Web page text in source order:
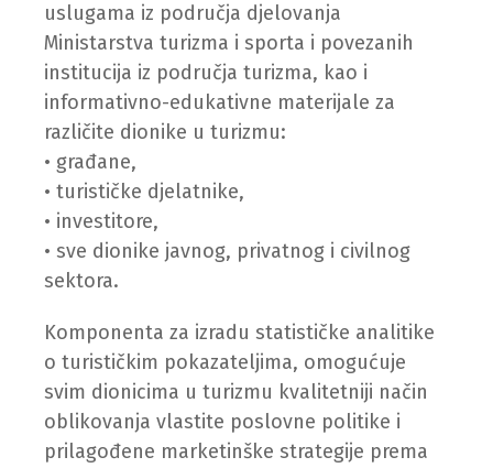
uslugama iz područja djelovanja
Ministarstva turizma i sporta i povezanih
institucija iz područja turizma, kao i
informativno-edukativne materijale za
različite dionike u turizmu:
• građane,
• turističke djelatnike,
• investitore,
• sve dionike javnog, privatnog i civilnog
sektora.
Komponenta za izradu statističke analitike
o turističkim pokazateljima, omogućuje
svim dionicima u turizmu kvalitetniji način
oblikovanja vlastite poslovne politike i
prilagođene marketinške strategije prema